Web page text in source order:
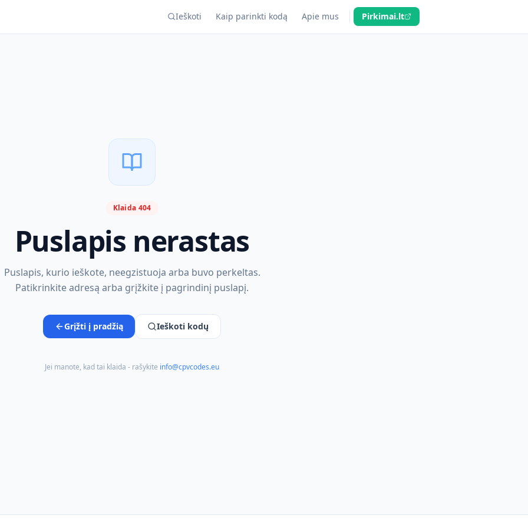
Ieškoti Kaip parinkti kodą Apie mus Pirkimai.lt
Klaida 404
Puslapis nerastas
Puslapis, kurio ieškote, neegzistuoja arba buvo perkeltas.
Patikrinkite adresą arba grįžkite į pagrindinį puslapį.
Grįžti į pradžią Ieškoti kodų
Jei manote, kad tai klaida - rašykite info@cpvcodes.eu